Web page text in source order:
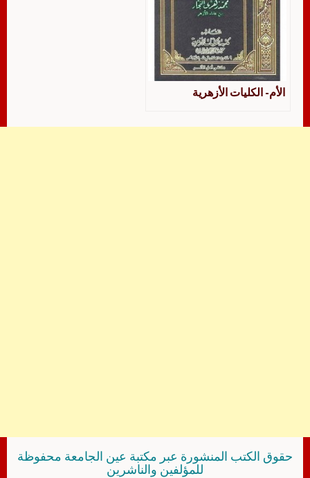
الأم- الكليات الأزهرية
حقوق الكتب المنشورة عبر مكتبة عين الجامعة محفوظة
للمؤلفين والناشرين